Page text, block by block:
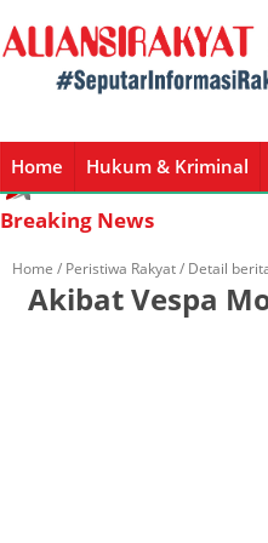
Home Hukum & Kriminal
Home Hukum & Kriminal
Breaking News
Home / Peristiwa Rakyat/ Detail
Akibat Vespa